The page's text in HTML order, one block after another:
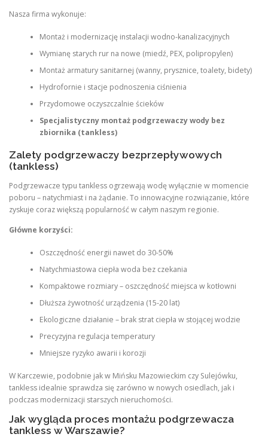
Nasza firma wykonuje:
Montaż i modernizację instalacji wodno-kanalizacyjnych
Wymianę starych rur na nowe (miedź, PEX, polipropylen)
Montaż armatury sanitarnej (wanny, prysznice, toalety, bidety)
Hydrofornie i stacje podnoszenia ciśnienia
Przydomowe oczyszczalnie ścieków
Specjalistyczny montaż podgrzewaczy wody bez
zbiornika (tankless)
Zalety podgrzewaczy bezprzepływowych
(tankless)
Podgrzewacze typu tankless ogrzewają wodę wyłącznie w momencie
poboru – natychmiast i na żądanie. To innowacyjne rozwiązanie, które
zyskuje coraz większą popularność w całym naszym regionie.
Główne korzyści:
Oszczędność energii nawet do 30-50%
Natychmiastowa ciepła woda bez czekania
Kompaktowe rozmiary – oszczędność miejsca w kotłowni
Dłuższa żywotność urządzenia (15-20 lat)
Ekologiczne działanie – brak strat ciepła w stojącej wodzie
Precyzyjna regulacja temperatury
Mniejsze ryzyko awarii i korozji
W Karczewie, podobnie jak w Mińsku Mazowieckim czy Sulejówku,
tankless idealnie sprawdza się zarówno w nowych osiedlach, jak i
podczas modernizacji starszych nieruchomości.
Jak wygląda proces montażu podgrzewacza
tankless w Warszawie?